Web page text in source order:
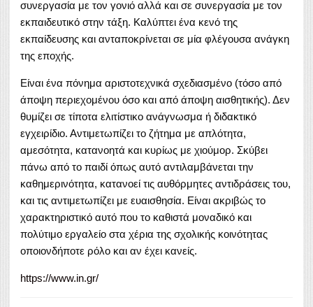
συνεργασία με τον γονιό αλλά και σε συνεργασία με τον
εκπαιδευτικό στην τάξη. Καλύπτει ένα κενό της
εκπαίδευσης και ανταποκρίνεται σε μία φλέγουσα ανάγκη
της εποχής.
Είναι ένα πόνημα αριστοτεχνικά σχεδιασμένο (τόσο από
άποψη περιεχομένου όσο και από άποψη αισθητικής). Δεν
θυμίζει σε τίποτα ελιτίστικο ανάγνωσμα ή διδακτικό
εγχειρίδιο. Αντιμετωπίζει το ζήτημα με απλότητα,
αμεσότητα, κατανοητά και κυρίως με χιούμορ. Σκύβει
πάνω από το παιδί όπως αυτό αντιλαμβάνεται την
καθημερινότητα, κατανοεί τις αυθόρμητες αντιδράσεις του,
και τις αντιμετωπίζει με ευαισθησία. Είναι ακριβώς το
χαρακτηριστικό αυτό που το καθιστά μοναδικό και
πολύτιμο εργαλείο στα χέρια της σχολικής κοινότητας
οποιονδήποτε ρόλο και αν έχει κανείς.
https://www.in.gr/